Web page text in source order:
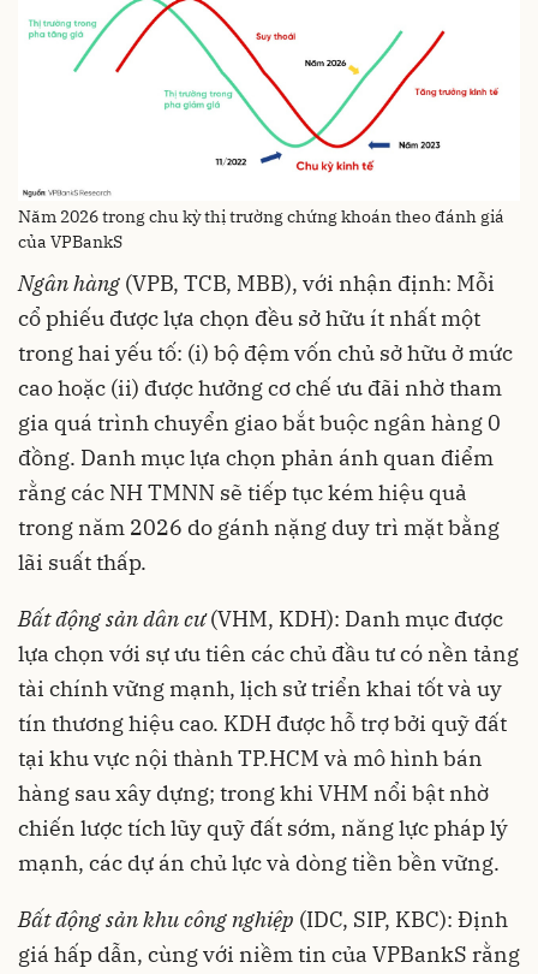
Năm 2026 trong chu kỳ thị trường chứng khoán theo đánh giá
của VPBankS
Ngân hàng (VPB, TCB, MBB), với nhận định: Mỗi
cổ phiếu được lựa chọn đều sở hữu ít nhất một
trong hai yếu tố: (i) bộ đệm vốn chủ sở hữu ở mức
cao hoặc (ii) được hưởng cơ chế ưu đãi nhờ tham
gia quá trình chuyển giao bắt buộc ngân hàng 0
đồng. Danh mục lựa chọn phản ánh quan điểm
rằng các NH TMNN sẽ tiếp tục kém hiệu quả
trong năm 2026 do gánh nặng duy trì mặt bằng
lãi suất thấp.
Bất động sản dân cư(VHM, KDH): Danh mục được
lựa chọn với sự ưu tiên các chủ đầu tư có nền tảng
tài chính vững mạnh, lịch sử triển khai tốt và uy
tín thương hiệu cao. KDH được hỗ trợ bởi quỹ đất
tại khu vực nội thành TP.HCM và mô hình bán
hàng sau xây dựng; trong khi VHM nổi bật nhờ
chiến lược tích lũy quỹ đất sớm, năng lực pháp lý
mạnh, các dự án chủ lực và dòng tiền bền vững.
Bất động sản khu công nghiệp (IDC, SIP, KBC): Định
giá hấp dẫn, cùng với niềm tin của VPBankS rằng